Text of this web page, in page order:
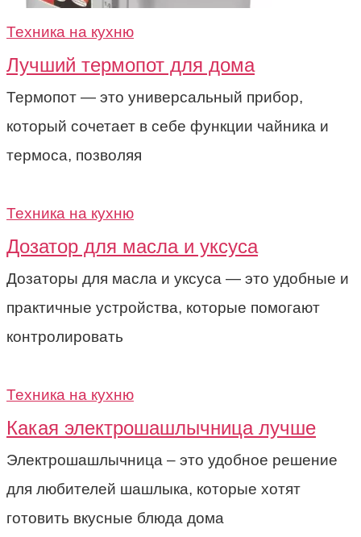
Техника на кухню
Лучший термопот для дома
Термопот — это универсальный прибор,
который сочетает в себе функции чайника и
термоса, позволяя
Техника на кухню
Дозатор для масла и уксуса
Дозаторы для масла и уксуса — это удобные и
практичные устройства, которые помогают
контролировать
Техника на кухню
Какая электрошашлычница лучше
Электрошашлычница – это удобное решение
для любителей шашлыка, которые хотят
готовить вкусные блюда дома